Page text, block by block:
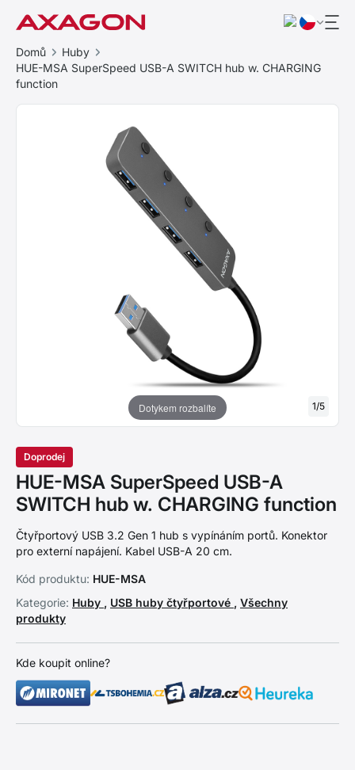
Domů
Huby
HUE-MSA SuperSpeed USB-A SWITCH hub w. CHARGING
function
Dotykem rozbalíte 1/5
Doprodej
HUE-MSA SuperSpeed USB-A
SWITCH hub w. CHARGING function
Čtyřportový USB 3.2 Gen 1 hub s vypínáním portů. Konektor
pro externí napájení. Kabel USB-A 20 cm.
Kód produktu: HUE-MSA
Kategorie: Huby , USB huby čtyřportové , Všechny
produkty
Kde koupit online?